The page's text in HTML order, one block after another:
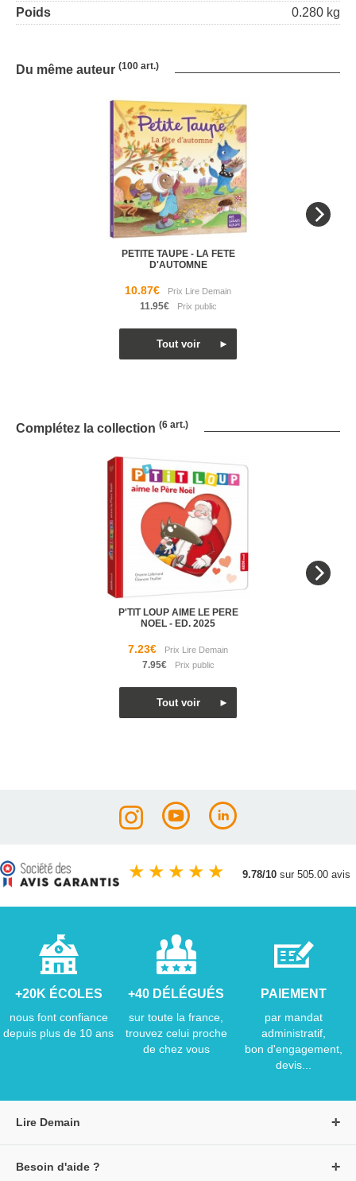
Poids
0.280 kg
Du même auteur (100 art.)
PETITE TAUPE - LA FETE
D'AUTOMNE
10.87€
11.95€
Complétez la collection (6 art.)
P'TIT LOUP AIME LE PERE
NOEL - ED. 2025
7.23€
7.95€
★ ★ ★ ★ ★ 9.78/10 sur 505.00 avis
+20K ÉCOLES
nous font confiance
depuis plus de 10 ans
+40 DÉLÉGUÉS
sur toute la france,
trouvez celui proche
de chez vous
PAIEMENT
par mandat
administratif,
bon d'engagement,
devis...
Lire Demain
Besoin d'aide ?